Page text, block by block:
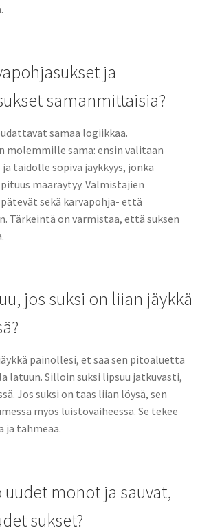
ja
samanmittaisia?
samaa logiikkaa.
molemmille sama: ensin valitaan
taidolle sopiva jäykkyys, jonka
määräytyy. Valmistajien
sekä karvapohja- että
Tärkeintä on varmistaa, että suksen
jos suksi on liian jäykkä
painollesi, et saa sen pitoaluetta
latuun. Silloin suksi lipsuu jatkuvasti,
Jos suksi on taas liian löysä, sen
myös luistovaiheessa. Se tekee
ja tahmeaa.
uudet monot ja sauvat,
sukset?